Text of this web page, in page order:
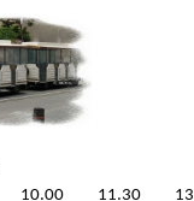
10.00 11.30